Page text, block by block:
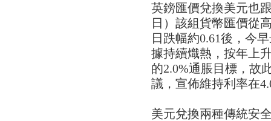
英鎊匯價兌換美元也
日）該組貨幣匯價從
日跌幅約0.61後，今
據持續熾熱，按年上
的2.0%通脹目標，故
議，宣佈維持利率在
美元兌換兩種傳統安